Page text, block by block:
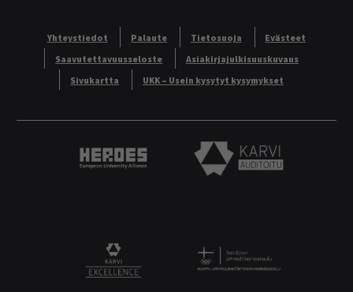
Yhteystiedot Palaute Tietosuoja
Evästeet
Saavutettavuusseloste
Asiakirjajulkisuuskuvaus
Sivukartta
UKK – Usein kysytyt kysymykset
Heroes European University Alliance logo
Karvi Auditoitu logo
KARVI Excellence logo.Logo